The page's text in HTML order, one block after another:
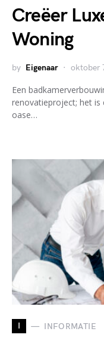
Creëer
Woning
by Eigenaar oktober
Een
renovatieproject; het is
oase…
I INFORMATIE